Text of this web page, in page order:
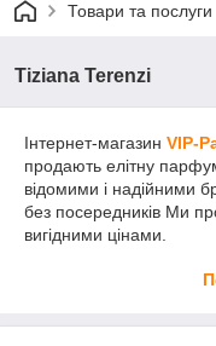
Товари та послуги
Tiziana Terenzi
Інтернет-магазин VIP-
продають елітну
відомими і надійними
без посередників Ми
вигідними цінами.
приємна